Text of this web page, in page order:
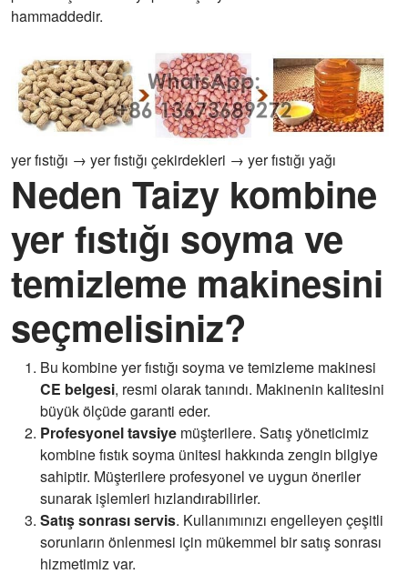
hammaddedir.
yer fıstığı → yer fıstığı çekirdekleri → yer fıstığı yağı
Neden Taizy kombine
yer fıstığı soyma ve
temizleme makinesini
seçmelisiniz?
Bu kombine yer fıstığı soyma ve temizleme makinesi
CE belgesi, resmi olarak tanındı. Makinenin kalitesini
büyük ölçüde garanti eder.
Profesyonel tavsiye müşterilere. Satış yöneticimiz
kombine fıstık soyma ünitesi hakkında zengin bilgiye
sahiptir. Müşterilere profesyonel ve uygun öneriler
sunarak işlemleri hızlandırabilirler.
Satış sonrası servis. Kullanımınızı engelleyen çeşitli
sorunların önlenmesi için mükemmel bir satış sonrası
hizmetimiz var.